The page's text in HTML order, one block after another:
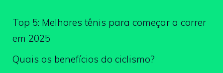
Top 5: Melhores tênis para começar a correr
em 2025
Quais os benefícios do ciclismo?